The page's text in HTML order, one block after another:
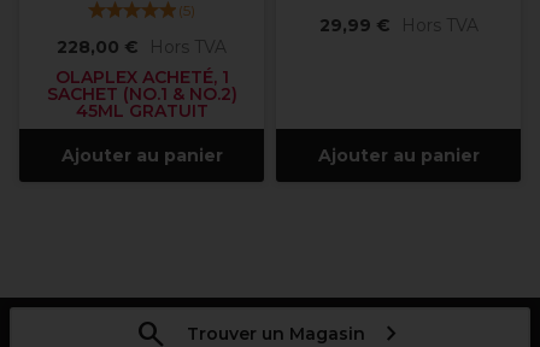
(5)
228,00 €
Hors TVA
OLAPLEX ACHETÉ, 1
SACHET (NO.1 & NO.2)
45ML GRATUIT
Ajouter au panier
29,99 € Hors TVA
Ajouter au panier
Trouver un Magasin